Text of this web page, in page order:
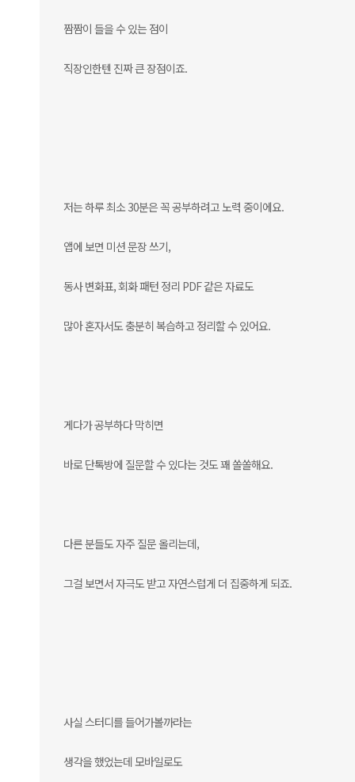
짬짬이 들을 수 있는 점이
직장인한텐 진짜 큰 장점이죠.
저는 하루 최소 30분은 꼭 공부하려고 노력 중이에요.
앱에 보면 미션 문장 쓰기,
동사 변화표, 회화 패턴 정리 PDF 같은 자료도
많아 혼자서도 충분히 복습하고 정리할 수 있어요.
게다가 공부하다 막히면
바로 단톡방에 질문할 수 있다는 것도 꽤 쏠쏠해요.
다른 분들도 자주 질문 올리는데,
그걸 보면서 자극도 받고 자연스럽게 더 집중하게 되죠.
사실 스터디를 들어가볼까라는
생각을 했었는데 모바일로도